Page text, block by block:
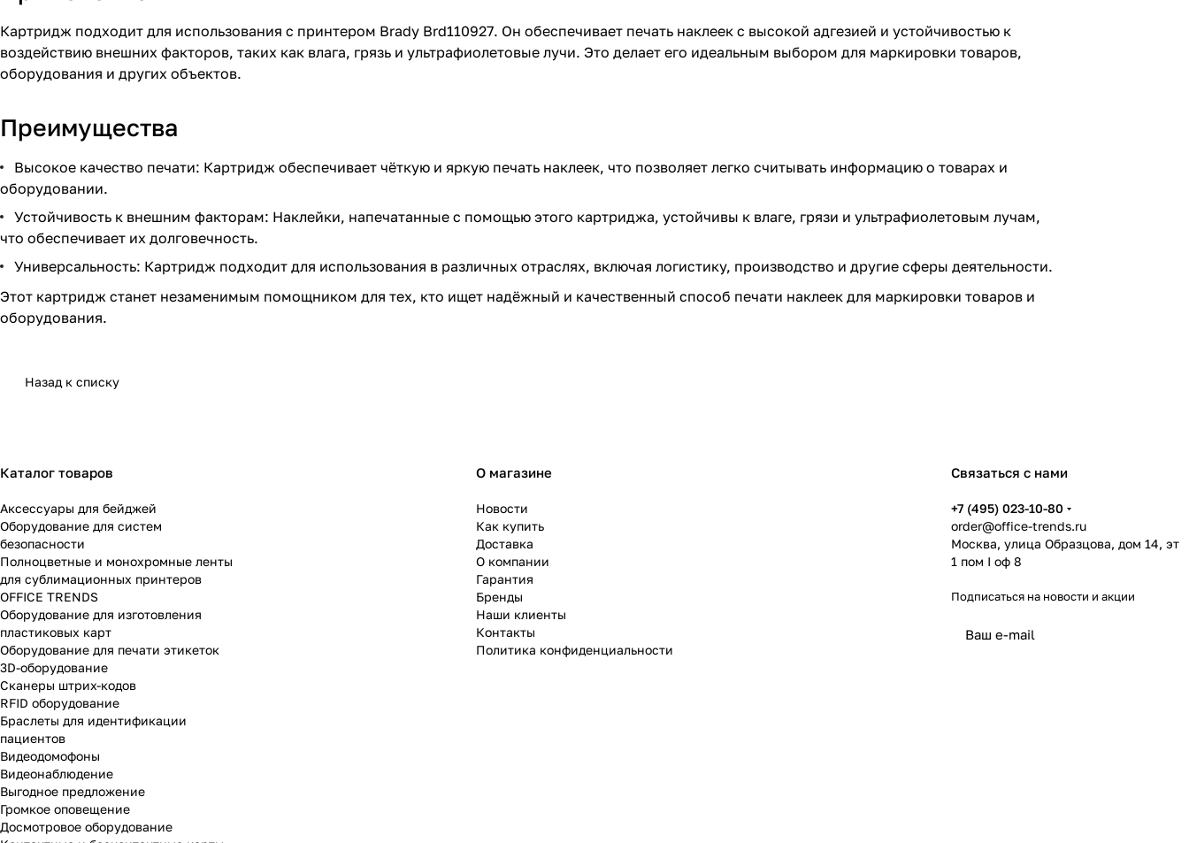
Картридж подходит для использования с принтером Brady Brd110927. Он обеспечивает печать наклеек с высокой адгезией и устойчивостью к
воздействию внешних факторов, таких как влага, грязь и ультрафиолетовые лучи. Это делает его идеальным выбором для маркировки товаров,
оборудования и других объектов.
Преимущества
Высокое качество печати: Картридж обеспечивает чёткую и яркую печать наклеек, что позволяет легко считывать информацию о товарах и
оборудовании.
Устойчивость к внешним факторам: Наклейки, напечатанные с помощью этого картриджа, устойчивы к влаге, грязи и ультрафиолетовым лучам,
что обеспечивает их долговечность.
Универсальность: Картридж подходит для использования в различных отраслях, включая логистику, производство и другие сферы деятельности.
Этот картридж станет незаменимым помощником для тех, кто ищет надёжный и качественный способ печати наклеек для маркировки товаров и
оборудования.
Назад к списку
Каталог товаров
Аксессуары для бейджей
Оборудование для систем
безопасности
Полноцветные и монохромные ленты
для сублимационных принтеров
OFFICE TRENDS
Оборудование для изготовления
пластиковых карт
Оборудование для печати этикеток
3D-оборудование
Cканеры штрих-кодов
RFID оборудование
Браслеты для идентификации
пациентов
Видеодомофоны
Видеонаблюдение
Выгодное предложение
Громкое оповещение
Досмотровое оборудование
О магазине
Новости
Как купить
Доставка
О компании
Гарантия
Бренды
Наши клиенты
Контакты
Политика конфиденциальности
Связаться с нами
+7 (495) 023-10-80
order@office-trends.ru
Москва, улица Образцова, дом 14, эт
1 пом I оф 8
Подписаться на новости и акции